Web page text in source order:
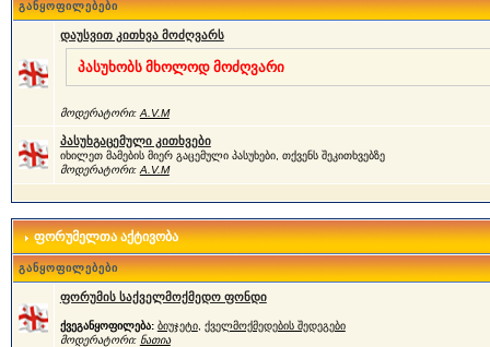
განყოფილებები
დაუსვით კითხვა მოძღვარს
პასუხობს მხოლოდ მოძღვარი
მოდერატორი: A.V.M
პასუხგაცემული კითხვები
იხილეთ მამების მიერ გაცემული პასუხები, თქვენს შეკითხვებზე
მოდერატორი: A.V.M
ფორუმელთა აქტივობა
განყოფილებები
ფორუმის საქველმოქმედო ფონდი
ქვეგანყოფილება: ბიუჯეტი, ქველმოქმედების შედეგები
მოდერატორი: ნათია